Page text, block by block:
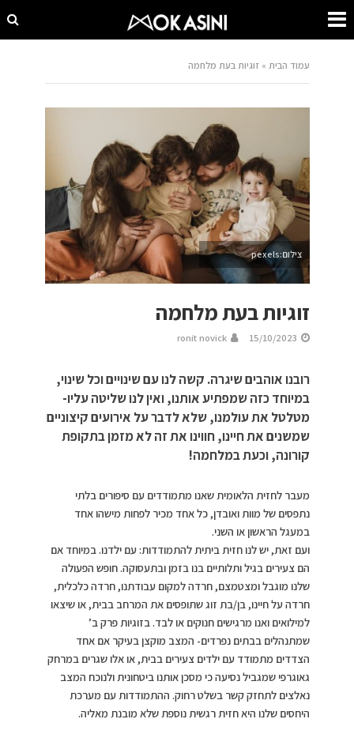
עמוד הבית »זוגיות בעת מלחמה
צילום:pexels
זוגיות בעת מלחמה
15/10/2023
ronit novick
רובנו אוהבים שיגרה. קשה לנו עם שינויים וכל שינוי,
במיוחד כזה שמפתיע אותנו, ואין לנו שליטה עליו-
מטלטל את עולמנו, שלא לדבר על אירועים קיצוניים
שמשנים את חיינו, חווינו את זה לא מזמן בתקופת
קורונה, וכעת במלחמה!
מעבר לחזית הלאומית שאנו מתמודדים עם סיפורים בלתי
נתפסים של מוות ואובדן, כל אחד מכיר לפחות מישהו אחד
במעגל הראשון או השני.
ועם זאת, יש לנו חזית ביתית להתמודדות: עם ילדנו. במיוחד אם
הם צעירים בגיל ותלותיים בנו בזמן ובתעסוקה. חופש הפעולה
שלנו מוגבל ומצטמצם, חרדה למקום עבודתנו, חרדה כלכלית,
חרדה על חיינו, בן/בת זוג שתופסים את המרחב בבית, או שיצאו
למילואים ואנו מרגישים חנוקים או לבד. בזוגיות פרק ב’
שמתנהלים בבתים נפרדים- המצב מוקצן בעיקר אם אחד
הצדדים מתמודד עם ילדים צעירים בבית, או אלו שגרים במרחק
גאוגרפי שמגביל נסיעה כי מסכן אותנו ביטחונית ולנוכח המצב
נאלצים לתחזק קשר בשלט רחוק. ההתמודדות עם מערכת
היחסים שלנו היא חזית רגשית נוספת שלא מובנת מאליה.